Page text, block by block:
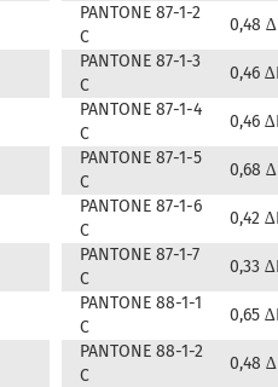
PANTONE 87-1-2
C
0,48
PANTONE 87-1-3
C
0,46
PANTONE 87-1-4
C
0,46
PANTONE 87-1-5
C
0,68
PANTONE 87-1-6
C
0,42
PANTONE 87-1-7
C
0,33
PANTONE 88-1-1
C
0,65
PANTONE 88-1-2
C
0,48